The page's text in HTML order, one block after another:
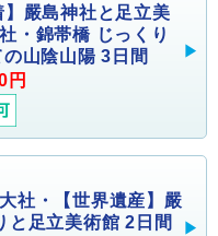
】嚴島神社と足立美
・錦帯橋 じっくり
山陰山陽 3日間
円
社・【世界遺産】嚴
と足立美術館 2日間